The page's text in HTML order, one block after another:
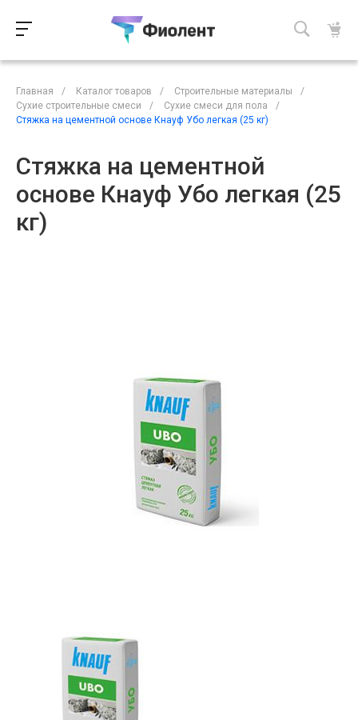
Главная / Каталог товаров / Строительные материалы
/
Сухие строительные смеси
/ Сухие смеси для пола
/
Стяжка на цементной основе Кнауф Убо легкая (25 кг)
Стяжка на цементной
основе Кнауф Убо легкая (25
кг)